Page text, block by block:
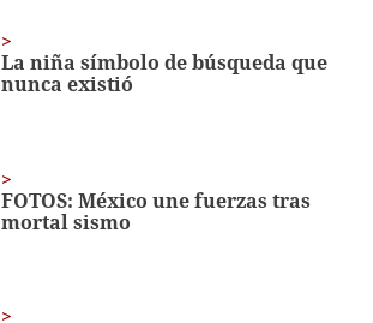
La niña símbolo de búsqueda que
nunca existió
FOTOS: México une fuerzas tras
mortal sismo